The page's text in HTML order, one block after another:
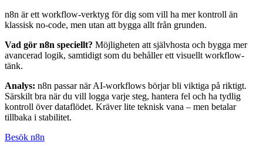
n8n är ett workflow-verktyg för dig som vill ha mer kontroll än
klassisk no-code, men utan att bygga allt från grunden.
Vad gör n8n speciellt? Möjligheten att självhosta och bygga mer
avancerad logik, samtidigt som du behåller ett visuellt workflow-
tänk.
Analys: n8n passar när AI-workflows börjar bli viktiga på riktigt.
Särskilt bra när du vill logga varje steg, hantera fel och ha tydlig
kontroll över dataflödet. Kräver lite teknisk vana – men betalar
tillbaka i stabilitet.
Besök n8n